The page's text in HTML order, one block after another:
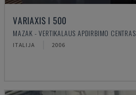
VARIAXIS I 500
MAZAK - VERTIKALAUS APDIRBIMO CENTRAS
ITALIJA 2006